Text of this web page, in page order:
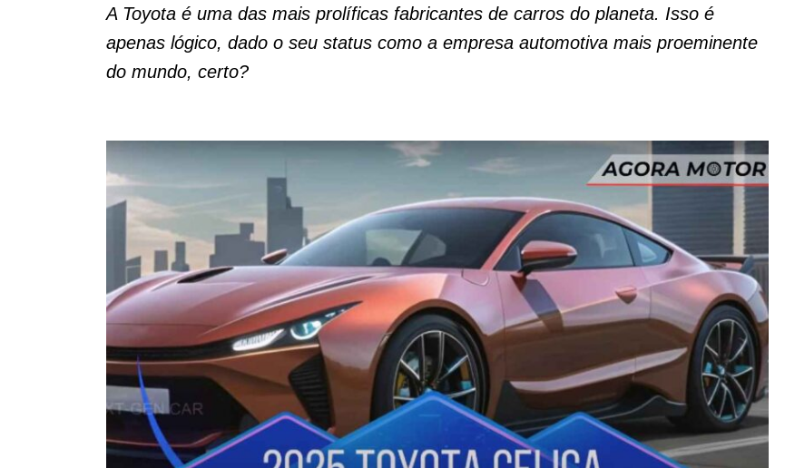
A Toyota é uma das mais prolíficas fabricantes de carros do planeta. Isso é
apenas lógico, dado o seu status como a empresa automotiva mais proeminente
do mundo, certo?